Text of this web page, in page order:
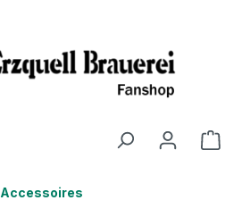
Accessoires